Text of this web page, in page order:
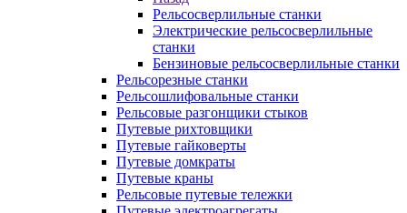
Рельсосверлильные станки
Электрические рельсосверлильные
станки
Бензиновые рельсосверлильные станки
Рельсорезные станки
Рельсошлифовальные станки
Рельсовые разгонщики стыков
Путевые рихтовщики
Путевые гайковерты
Путевые домкраты
Путевые краны
Рельсовые путевые тележки